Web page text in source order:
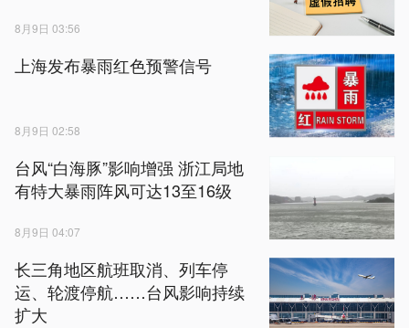
8月9日 03:56
上海发布暴雨红色预警信号
8月9日 02:58
台风“白海豚”影响增强 浙江局地
有特大暴雨阵风可达13至16级
8月9日 04:07
长三角地区航班取消、列车停
运、轮渡停航……台风影响持续
扩大